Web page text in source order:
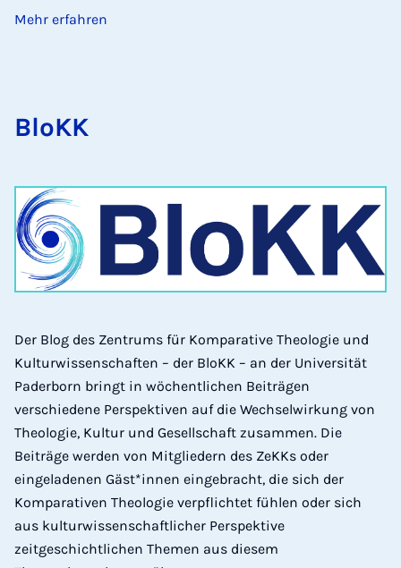
Mehr erfahren
BloKK
Der Blog des Zentrums für Komparative Theologie und
Kulturwissenschaften – der BloKK – an der Universität
Paderborn bringt in wöchentlichen Beiträgen
verschiedene Perspektiven auf die Wechselwirkung von
Theologie, Kultur und Gesellschaft zusammen. Die
Beiträge werden von Mitgliedern des ZeKKs oder
eingeladenen Gäst*innen eingebracht, die sich der
Komparativen Theologie verpflichtet fühlen oder sich
aus kulturwissenschaftlicher Perspektive
zeitgeschichtlichen Themen aus diesem